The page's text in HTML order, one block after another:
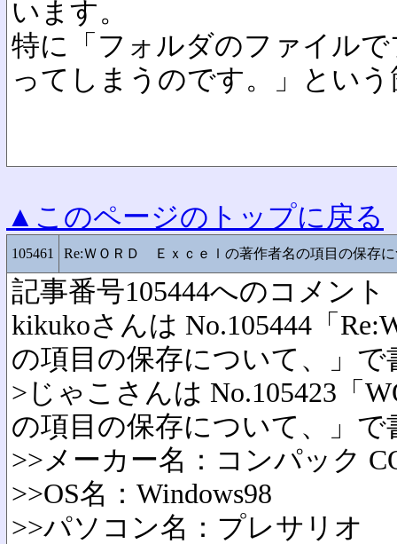
います。
特に「フォルダのファイル
ってしまうのです。」という
▲このページのトップに戻る
105461 Re:ＷＯＲＤ Ｅｘｃｅｌの著作者名の項目の保存
記事番号105444へのコメント
kikukoさんは No.105444「
の項目の保存について、」で
>じゃこさんは No.105423「
の項目の保存について、」で
>>メーカー名：コンパック
>>OS名：Windows98
>>パソコン名：プレサリオ